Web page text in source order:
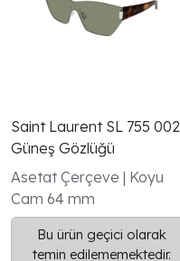
Saint Laurent SL 755 002
Güneş Gözlüğü
Asetat Çerçeve | Koyu
Cam 64 mm
Bu ürün geçici olarak
temin edilememektedir.